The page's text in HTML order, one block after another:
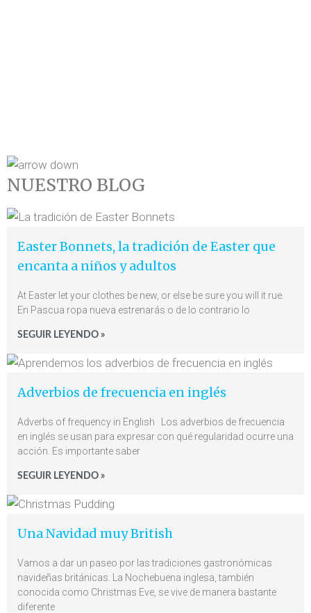
NUESTRO BLOG
Easter Bonnets, la tradición de Easter que
encanta a niños y adultos
At Easter let your clothes be new, or else be sure you will it rue.
En Pascua ropa nueva estrenarás o de lo contrario lo
SEGUIR LEYENDO »
Adverbios de frecuencia en inglés
Adverbs of frequency in English​ Los adverbios de frecuencia
en inglés se usan para expresar con qué regularidad ocurre una
acción. Es importante saber
SEGUIR LEYENDO »
Una Navidad muy British
Vamos a dar un paseo por las tradiciones gastronómicas
navideñas británicas. La Nochebuena inglesa, también
conocida como Christmas Eve, se vive de manera bastante
diferente